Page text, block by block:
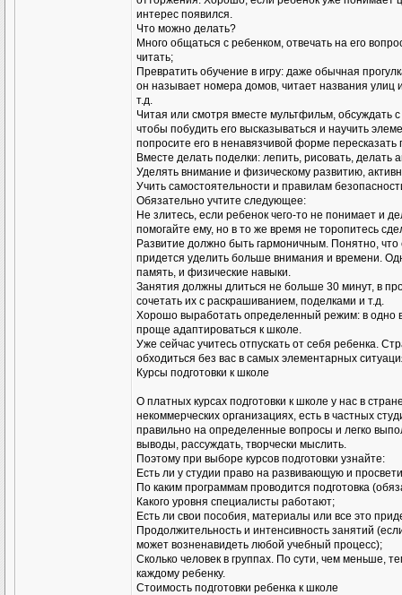
интерес появился.
Что можно делать?
Много общаться с ребенком, отвечать на его
читать;
Превратить обучение в игру: даже обычная
он называет номера домов, читает названия улиц
т.д.
Читая или смотря вместе мультфильм, обсуждать
чтобы побудить его высказываться и научить
попросите его в ненавязчивой форме пересказать
Вместе делать поделки: лепить, рисовать, делать
Уделять внимание и физическому развитию,
Учить самостоятельности и правилам
Обязательно учтите следующее:
Не злитесь, если ребенок чего-то не понимает и
помогайте ему, но в то же время не торопитесь
Развитие должно быть гармоничным. Понятно, что
придется уделить больше внимания и времени.
память, и физические навыки.
Занятия должны длиться не больше 30 минут, в
сочетать их с раскрашиванием, поделками и т.д.
Хорошо выработать определенный режим: в одно
проще адаптироваться к школе.
Уже сейчас учитесь отпускать от себя ребенка.
обходиться без вас в самых элементарных
Курсы подготовки к школе
О платных курсах подготовки к школе у нас в
некоммерческих организациях, есть в частных
правильно на определенные вопросы и легко
выводы, рассуждать, творчески мыслить.
Поэтому при выборе курсов подготовки узнайте:
Есть ли у студии право на развивающую и
По каким программам проводится подготовка
Какого уровня специалисты работают;
Есть ли свои пособия, материалы или все это
Продолжительность и интенсивность занятий
может возненавидеть любой учебный процесс);
Сколько человек в группах. По сути, чем меньше,
каждому ребенку.
Стоимость подготовки ребенка к школе